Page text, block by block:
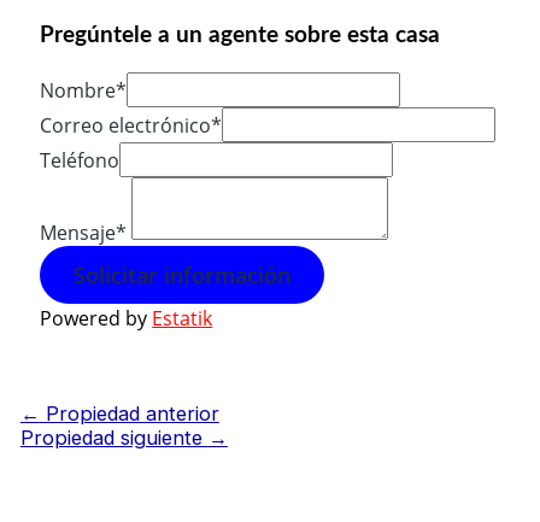
Pregúntele a un agente sobre esta casa
Nombre*
Correo electrónico*
Teléfono
Mensaje*
Solicitar información
Powered by Estatik
← Propiedad anterior
Propiedad siguiente →